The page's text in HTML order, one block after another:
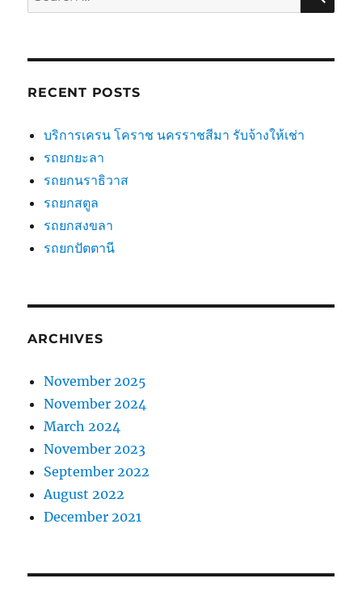
for:
RECENT POSTS
บริการเครน โคราช นครราชสีมา รับจ้างให้เช่า
รถยกยะลา
รถยกนราธิวาส
รถยกสตูล
รถยกสงขลา
รถยกปัตตานี
ARCHIVES
November 2025
November 2024
March 2024
November 2023
September 2022
August 2022
December 2021